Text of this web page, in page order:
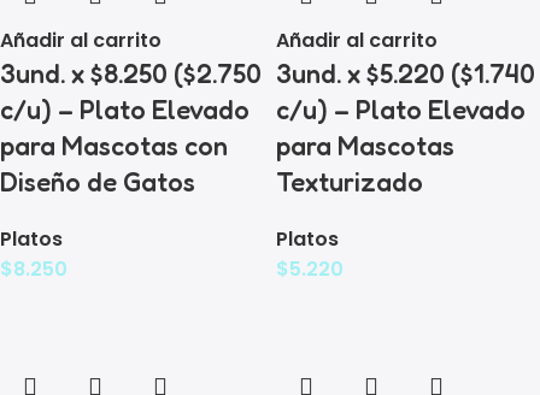
Añadir al carrito
3und. x $8.250 ($2.750
c/u) – Plato Elevado
para Mascotas con
Diseño de Gatos
Platos
$8.250
Añadir al carrito
3und. x $5.220 ($1.740
c/u) – Plato Elevado
para Mascotas
Texturizado
Platos
$5.220